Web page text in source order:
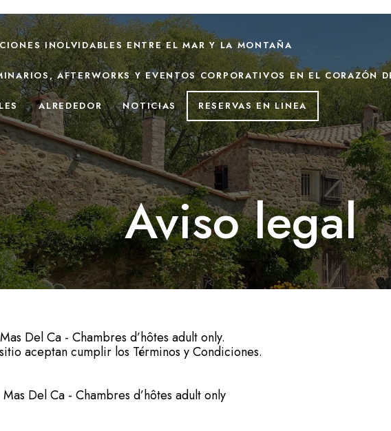
INOLVIDABLES ENTRE EL MAR Y LA MONTAÑA
AFTERWORKS Y EVENTOS CORPORATIVOS EN EL CORAZÓN
ALREDEDOR NOTICIAS RESERVAS EN LINEA
Aviso legal
Del Ca - Chambres d’hôtes adult only.
aceptan cumplir los Términos y Condiciones.
Del Ca - Chambres d’hôtes adult only